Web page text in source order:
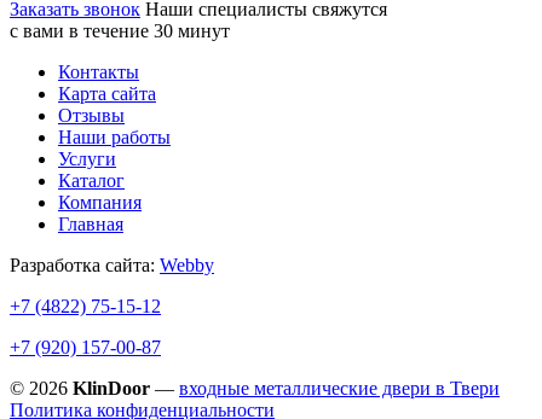
Заказать звонок Наши специалисты свяжутся
с вами в течение 30 минут
Контакты
Карта сайта
Отзывы
Наши работы
Услуги
Каталог
Компания
Главная
Разработка сайта: Webby
+7 (4822) 75-15-12
+7 (920) 157-00-87
© 2026 KlinDoor — входные металлические двери в Твери
Политика конфиденциальности